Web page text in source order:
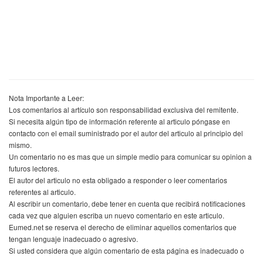
Nota Importante a Leer:
Los comentarios al artículo son responsabilidad exclusiva del remitente.
Si necesita algún tipo de información referente al articulo póngase en
contacto con el email suministrado por el autor del articulo al principio del
mismo.
Un comentario no es mas que un simple medio para comunicar su opinion a
futuros lectores.
El autor del articulo no esta obligado a responder o leer comentarios
referentes al articulo.
Al escribir un comentario, debe tener en cuenta que recibirá notificaciones
cada vez que alguien escriba un nuevo comentario en este articulo.
Eumed.net se reserva el derecho de eliminar aquellos comentarios que
tengan lenguaje inadecuado o agresivo.
Si usted considera que algún comentario de esta página es inadecuado o